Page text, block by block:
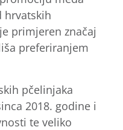
hrvatskih
primjeren značaj
preferiranjem
pčelinjaka
2018. godine i
te veliko